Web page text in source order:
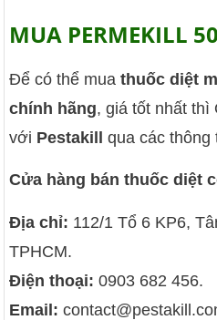
MUA PERMEKILL
Để có thể muathuốc diệt
chính hãng, giá tốt nhất thì
với Pestakill qua các thông
Cửa hàng bán thuốc diệt
Địa chỉ: 112/1 Tổ 6 KP6,
TPHCM.
Điện thoại: 0903 682 456.
Email: